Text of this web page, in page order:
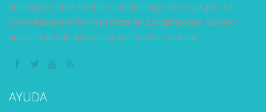
descargar nada o también con descarga de los juegos más
comentados por los YouTubers en sus gameplays. Cuando
quieras y donde quieras. Juegos nuevos cada día.
AYUDA